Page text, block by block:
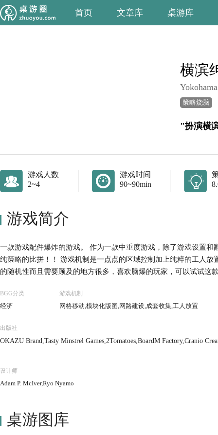
首页 文章库 桌游库
横滨
Yokohama
策略烧脑
"扮演横
游戏人数
2~4
游戏时间
90~90min
游戏简介
一款游戏配件爆炸的游戏。 作为一款中重度游戏，除了游戏设置
纯策略的比拼！！ 游戏机制是一点点的区域控制加上纯粹的工人
的随机性而且需要顾及的地方很多，喜欢脑爆的玩家，可以试试这
BGG分类
经济
游戏机制
网格移动,模块化版图,网路建设,成套收集,工人放置
出版社
OKAZU Brand,Tasty Minstrel Games,2Tomatoes,BoardM Factory,Cranio
设计师
Adam P. McIver,Ryo Nyamo
桌游图库